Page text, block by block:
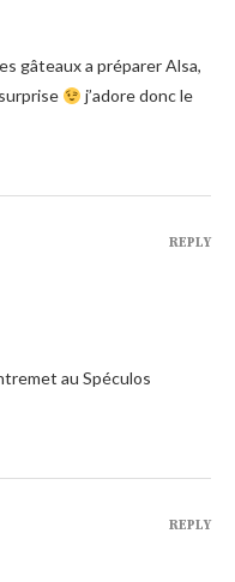
gâteaux a préparer Alsa,
j’adore donc le
au Spéculos
REPLY
REPLY